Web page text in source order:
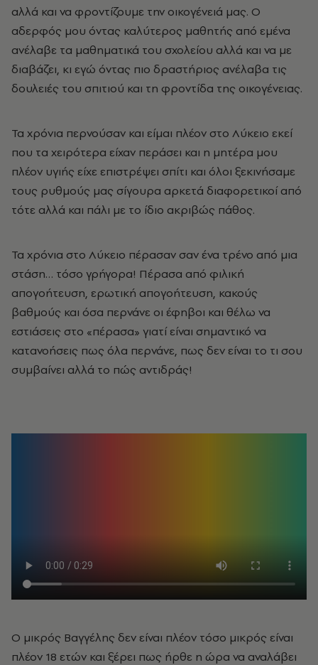
αλλά και να φροντίζουμε την οικογένειά μας. Ο
αδερφός μου όντας καλύτερος μαθητής από εμένα
ανέλαβε τα μαθηματικά του σχολείου αλλά και να με
διαβάζει, κι εγώ όντας πιο δραστήριος ανέλαβα τις
δουλειές του σπιτιού και τη φροντίδα της οικογένειας.
Τα χρόνια περνούσαν και είμαι πλέον στο Λύκειο εκεί
που τα χειρότερα είχαν περάσει και η μητέρα μου
πλέον υγιής είχε επιστρέψει σπίτι και όλοι ξεκινήσαμε
τους ρυθμούς μας σίγουρα αρκετά διαφορετικοί από
τότε αλλά και πάλι με το ίδιο ακριβώς πάθος.
Τα χρόνια στο Λύκειο πέρασαν σαν ένα τρένο από μια
στάση… τόσο γρήγορα! Πέρασα από φιλική
απογοήτευση, ερωτική απογοήτευση, κακούς
βαθμούς και όσα περνάνε οι έφηβοι και θέλω να
εστιάσεις στο «πέρασα» γιατί είναι σημαντικό να
κατανοήσεις πως όλα περνάνε, πως δεν είναι το τι σου
συμβαίνει αλλά το πώς αντιδράς!
Ο μικρός Βαγγέλης δεν είναι πλέον τόσο μικρός είναι
πλέον 18 ετών και ξέρει πως ήρθε η ώρα να αναλάβει